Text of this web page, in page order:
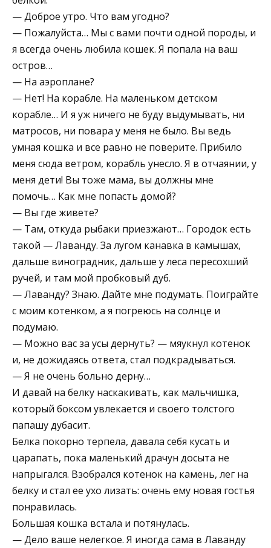
— Доброе утро. Что вам угодно?
— Пожалуйста… Мы с вами почти одной породы, и
я всегда очень любила кошек. Я попала на ваш
остров…
— На аэроплане?
— Нет! На корабле. На маленьком детском
корабле… И я уж ничего не буду выдумывать, ни
матросов, ни повара у меня не было. Вы ведь
умная кошка и все равно не поверите. Прибило
меня сюда ветром, корабль унесло. Я в отчаянии, у
меня дети! Вы тоже мама, вы должны мне
помочь… Как мне попасть домой?
— Вы где живете?
— Там, откуда рыбаки приезжают… Городок есть
такой — Лаванду. За лугом канавка в камышах,
дальше виноградник, дальше у леса пересохший
ручей, и там мой пробковый дуб.
— Лаванду? Знаю. Дайте мне подумать. Поиграйте
с моим котенком, а я погреюсь на солнце и
подумаю.
— Можно вас за усы дернуть? — мяукнул котенок
и, не дожидаясь ответа, стал подкрадываться.
— Я не очень больно дерну…
И давай на белку наскакивать, как мальчишка,
который боксом увлекается и своего толстого
папашу дубасит.
Белка покорно терпела, давала себя кусать и
царапать, пока маленький драчун досыта не
напрыгался. Взобрался котенок на камень, лег на
белку и стал ее ухо лизать: очень ему новая гостья
понравилась.
Большая кошка встала и потянулась.
— Дело ваше нелегкое. Я иногда сама в Лаванду